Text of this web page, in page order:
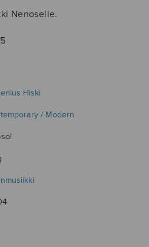
Nenoselle.
Hiski
/ Modern